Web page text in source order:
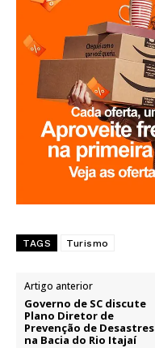
TAGS Turismo
Artigo anterior
Governo de SC discute
Plano Diretor de
Prevenção de Desastres
na Bacia do Rio Itajaí